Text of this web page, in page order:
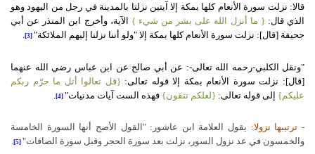
قالا: نزلت سورة الأنعام كلها بمكة إلا آيتين نزلتا بالمدينة في رجل من اليهود وهو
الذي قال: { ما أنزل الله على بشر من شيء } الآية، وأخرج ابن المنذر عن أبي
جحيفة [قال]: نزلت سورة الأنعام كلها بمكة إلا "ولو أننا نزلنا إليهم الملائكة" [3]
.
"ونقل الكلبي-رحمه الله تعالى-: عن أبي صالح عن ابن عباس رضي الله عنهما
[قال]: نزلت سورة الأنعام بمكة إلا قوله تعالى: {قل تعالوا أتل ما حرّم ربكم
عليكم} إلى قوله تعالى: {لعلكم تتقون} فهذه الست آيات مدنيات" [4]
- ترتيبها نزولا: يقول العلامة ابن عاشور: "القول الأصح أنها السورة الخامسة
والخمسون في عد نزول السور، نزلت بعد سورة الحجر وقبل سورة الصافات" [5]
.